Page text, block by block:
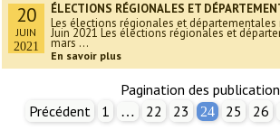
20
JUIN
2021
ÉLECTIONS RÉGIONALES ET
Les élections régionales et départementales
Juin 2021 Les élections régionales et
mars ...
En savoir plus
Pagination des
Précédent
1 … 22 23 24 25 26